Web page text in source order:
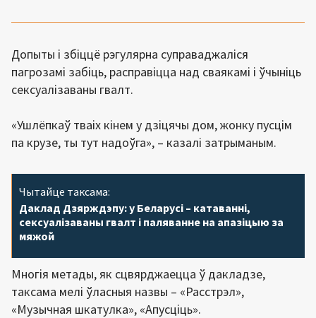
Допыты і збіццё рэгулярна суправаджаліся
пагрозамі забіць, расправіцца над сваякамі і ўчыніць
сексуалізаваны гвалт.
«Ушлёпкаў тваіх кінем у дзіцячы дом, жонку пусцім
па крузе, ты тут надоўга», – казалі затрыманым.
Чытайце таксама:
Даклад Дзярждэпу: у Беларусі – катаванні,
сексуалізаваны гвалт і паляванне на апазіцыю за
мяжой
Многія метады, як сцвярджаецца ў дакладзе,
таксама мелі ўласныя назвы – «Расстрэл»,
«Музычная шкатулка», «Апусціць».